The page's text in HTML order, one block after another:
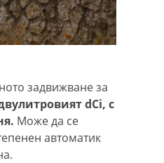
задвижване за
dCi, с
Може да се
автоматик